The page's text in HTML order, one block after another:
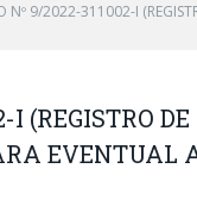
Nº 9/2022-311002-I
(REGISTRO DE
EVENTUAL